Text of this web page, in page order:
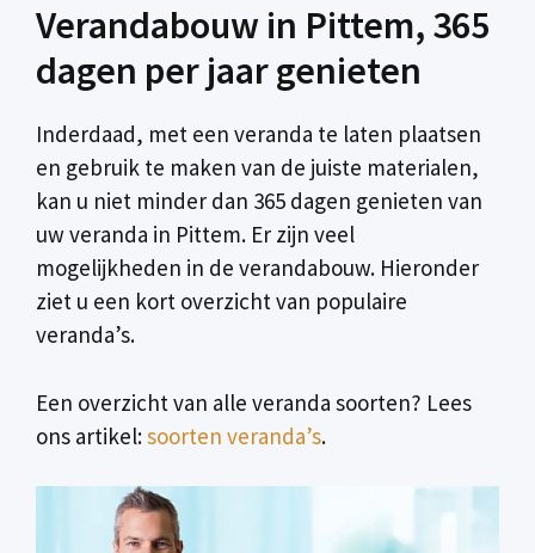
Verandabouw in Pittem, 365
dagen per jaar genieten
Inderdaad, met een veranda te laten plaatsen
en gebruik te maken van de juiste materialen,
kan u niet minder dan 365 dagen genieten van
uw veranda in Pittem. Er zijn veel
mogelijkheden in de verandabouw. Hieronder
ziet u een kort overzicht van populaire
veranda’s.
Een overzicht van alle veranda soorten? Lees
ons artikel:soorten veranda’s.